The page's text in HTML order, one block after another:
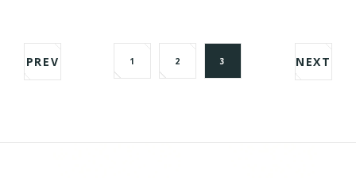
PREV 1 2 3 NEXT